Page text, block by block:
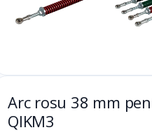
Arc rosu 38 mm
QIKM3